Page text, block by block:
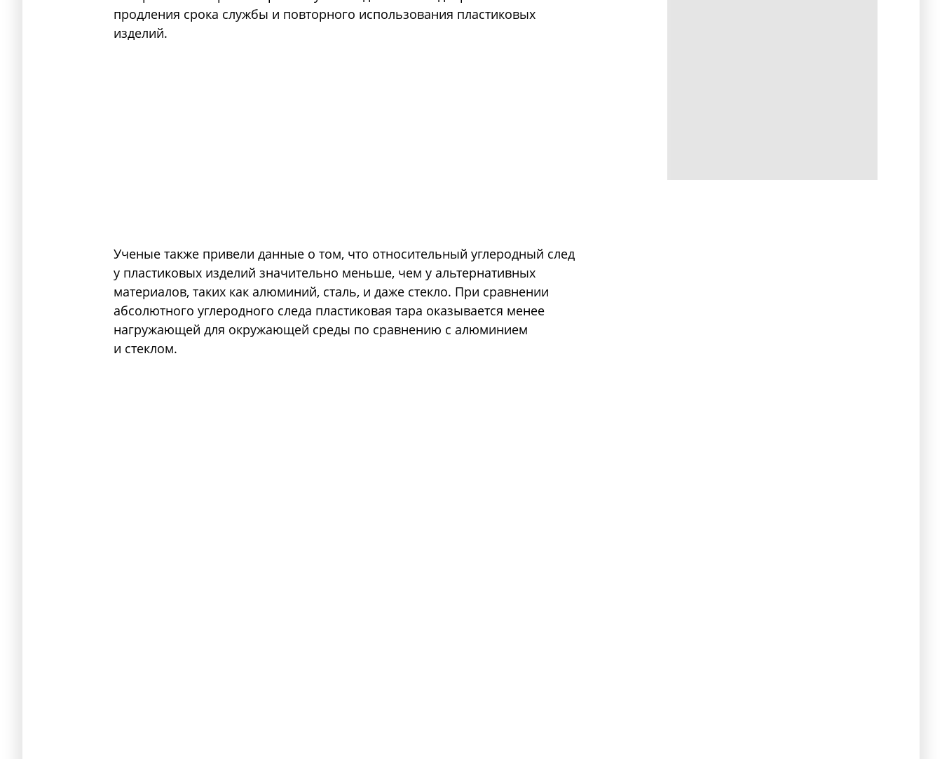
продления срока службы и повторного использования пластиковых
изделий.
Ученые также привели данные о том, что относительный углеродный след
у пластиковых изделий значительно меньше, чем у альтернативных
материалов, таких как алюминий, сталь, и даже стекло. При сравнении
абсолютного углеродного следа пластиковая тара оказывается менее
нагружающей для окружающей среды по сравнению с алюминием
и стеклом.